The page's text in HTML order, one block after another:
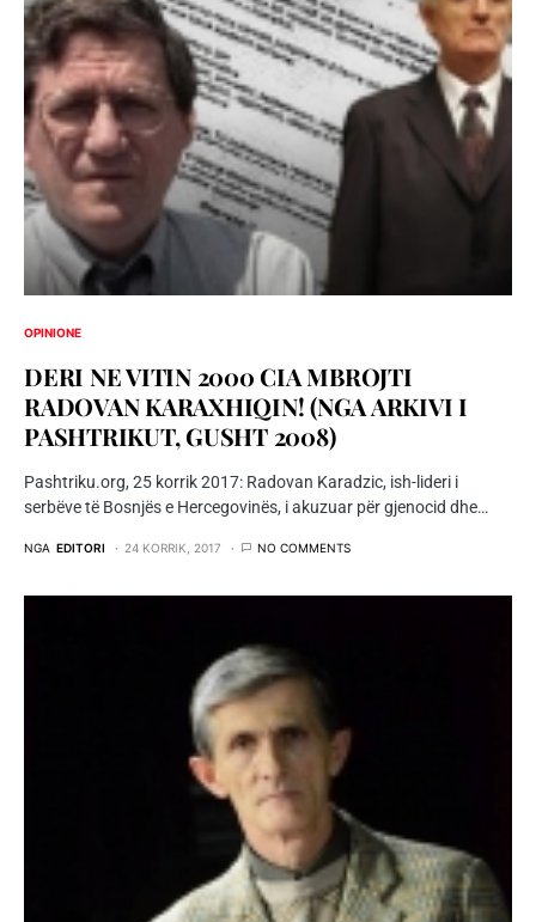
OPINIONE
DERI NE VITIN 2000 CIA MBROJTI
RADOVAN KARAXHIQIN! (NGA ARKIVI I
PASHTRIKUT, GUSHT 2008)
Pashtriku.org, 25 korrik 2017: Radovan Karadzic, ish-lideri i
serbëve të Bosnjës e Hercegovinës, i akuzuar për gjenocid dhe…
NGA EDITORI 24 KORRIK, 2017 NO COMMENTS